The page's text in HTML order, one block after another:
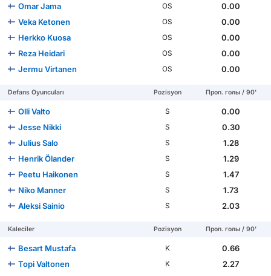
Omar Jama
OS
0.00
Veka Ketonen
OS
0.00
Herkko Kuosa
OS
0.00
Reza Heidari
OS
0.00
Jermu Virtanen
OS 0.00
Defans Oyuncuları Pozisyon Проп. голы / 90'
Olli Valto S
0.00
Jesse Nikki
S
0.30
Julius Salo
S
1.28
Henrik Ölander
S
1.29
Peetu Haikonen
S
1.47
Niko Manner
S
1.73
Aleksi Sainio
S 2.03
Kaleciler Pozisyon Проп. голы / 90'
Besart Mustafa K
0.66
Topi Valtonen
K 2.27